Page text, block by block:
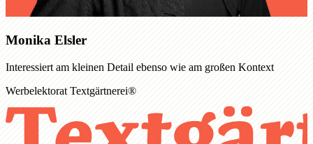
Monika Elsler
Interessiert am kleinen Detail ebenso wie am großen Kontext
Werbelektorat Textgärtnerei®